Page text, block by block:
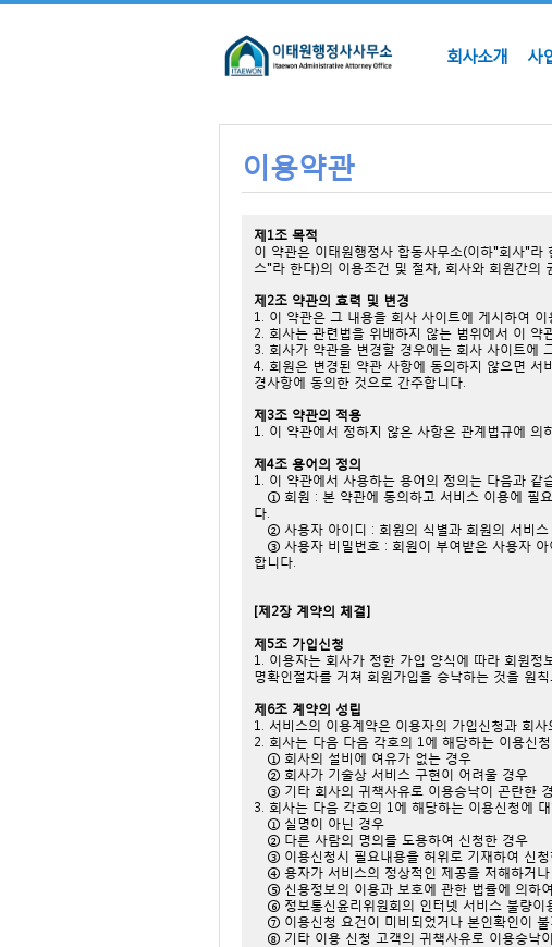
회사소개 사
이용약관
제1조 목적
이 약관은 이태원행정사 합동사무소(이하"회사"라
스"라 한다)의 이용조건 및 절차, 회사와 회원간의
제2조 약관의 효력 및 변경
1. 이 약관은 그 내용을 회사 사이트에 게시하여
2. 회사는 관련법을 위배하지 않는 범위에서 이
3. 회사가 약관을 변경할 경우에는 회사 사이트에
4. 회원은 변경된 약관 사항에 동의하지 않으면 서
경사항에 동의한 것으로 간주합니다.
제3조 약관의 적용
1. 이 약관에서 정하지 않은 사항은 관계법규에 의
제4조 용어의 정의
1. 이 약관에서 사용하는 용어의 정의는 다음과 같
① 회원 : 본 약관에 동의하고 서비스 이용에 필
다.
② 사용자 아이디 : 회원의 식별과 회원의 서비스
③ 사용자 비밀번호 : 회원이 부여받은 사용자 아
합니다.
[제2장 계약의 체결]
제5조 가입신청
1. 이용자는 회사가 정한 가입 양식에 따라 회원정
명확인절차를 거쳐 회원가입을 승낙하는 것을 원
제6조 계약의 성립
1. 서비스의 이용계약은 이용자의 가입신청과 회
2. 회사는 다음 다음 각호의 1에 해당하는 이용신
① 회사의 설비에 여유가 없는 경우
② 회사가 기술상 서비스 구현이 어려울 경우
③ 기타 회사의 귀책사유로 이용승낙이 곤란한
3. 회사는 다음 각호의 1에 해당하는 이용신청에
① 실명이 아닌 경우
② 다른 사람의 명의를 도용하여 신청한 경우
③ 이용신청시 필요내용을 허위로 기재하여 신청
④ 용자가 서비스의 정상적인 제공을 저해하거
⑤ 신용정보의 이용과 보호에 관한 법률에 의하
⑥ 정보통신윤리위원회의 인터넷 서비스 불량이
⑦ 이용신청 요건이 미비되었거나 본인확인이 불
⑧ 기타 이용 신청 고객의 귀책사유로 이용승낙